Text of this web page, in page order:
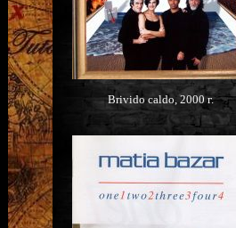
Brivido caldo, 2000 г.